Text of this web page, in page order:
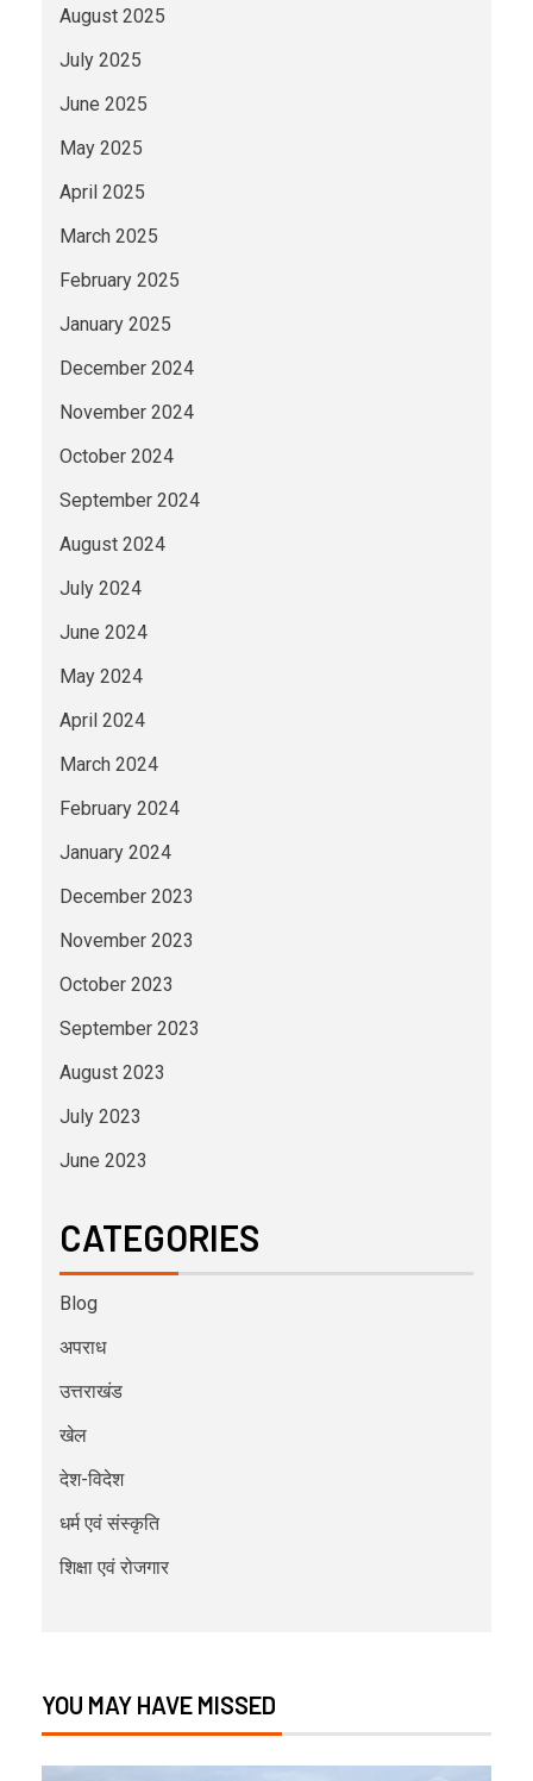
August 2025
July 2025
June 2025
May 2025
April 2025
March 2025
February 2025
January 2025
December 2024
November 2024
October 2024
September 2024
August 2024
July 2024
June 2024
May 2024
April 2024
March 2024
February 2024
January 2024
December 2023
November 2023
October 2023
September 2023
August 2023
July 2023
June 2023
CATEGORIES
Blog
अपराध
उत्तराखंड
खेल
देश-विदेश
धर्म एवं संस्कृति
शिक्षा एवं रोजगार
YOU MAY HAVE MISSED